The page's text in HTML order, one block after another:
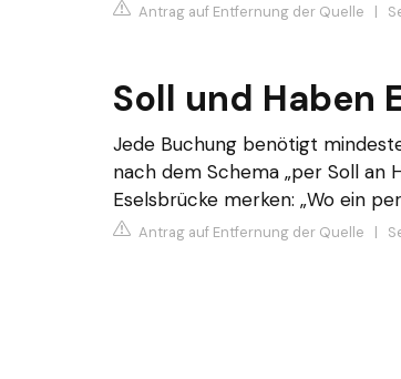
Antrag auf Entfernung der Quelle |
Soll und Haben
Jede Buchung benötigt
nach dem Schema „per Soll an
Eselsbrücke merken: „Wo ein
Antrag auf Entfernung der Quelle |